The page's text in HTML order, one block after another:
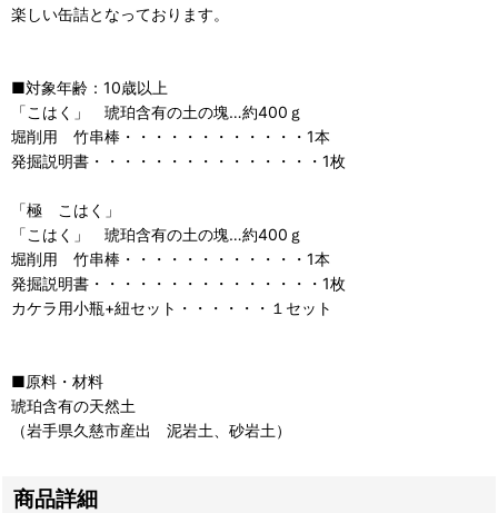
楽しい缶詰となっております。
■対象年齢：10歳以上
「こはく」 琥珀含有の土の塊…約400ｇ
堀削用 竹串棒・・・・・・・・・・・・1本
発掘説明書・・・・・・・・・・・・・・・1枚
「極 こはく」
「こはく」 琥珀含有の土の塊…約400ｇ
堀削用 竹串棒・・・・・・・・・・・・1本
発掘説明書・・・・・・・・・・・・・・・1枚
カケラ用小瓶+紐セット・・・・・・１セット
■原料・材料
琥珀含有の天然土
（岩手県久慈市産出 泥岩土、砂岩土）
商品詳細